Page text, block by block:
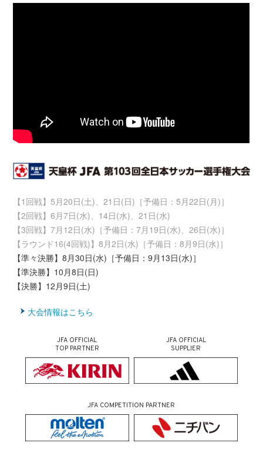
【1回戦】5月20日(土)、21日(日)［予備日：5月22日(月)］
【2回戦】6月7日(水)、14日(水)、21日(水)
【3回戦】7月12日(水)［予備日：7月19日(水)、26日(水)］
【ラウンド16(4回戦)】8月2日(水)［予備日：8月9日(水)］
【準々決勝】8月30日(水)［予備日：9月13日(水)］
【準決勝】10月8日(日)
【決勝】12月9日(土)
大会情報はこちら
JFA OFFICIAL
TOP PARTNER
JFA OFFICIAL
SUPPLIER
JFA COMPETITION PARTNER